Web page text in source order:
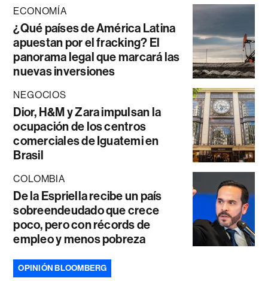
ECONOMÍA
¿Qué países de América Latina
apuestan por el fracking? El
panorama legal que marcará las
nuevas inversiones
NEGOCIOS
Dior, H&M y Zara impulsan la
ocupación de los centros
comerciales de Iguatemi en
Brasil
COLOMBIA
De la Espriella recibe un país
sobreendeudado que crece
poco, pero con récords de
empleo y menos pobreza
OPINIÓN BLOOMBERG